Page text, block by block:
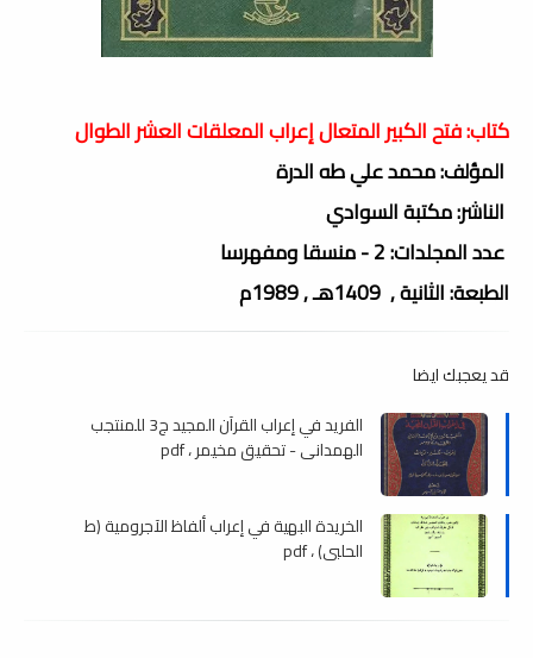
كتاب: فتح الكبير المتعال إعراب المعلقات العشر الطوال
المؤلف: محمد علي طه الدرة
الناشر: مكتبة السوادي
عدد المجلدات: 2 - منسقا ومفهرسا
الطبعة: الثانية , 1409هـ , 1989م
قد يعجبك ايضا
الفريد في إعراب القرآن المجيد ج3 للمنتجب
الهمداني - تحقيق مخيمر ، pdf
الخريدة البهية في إعراب ألفاظ الآجرومية (ط
الحلبى) ، pdf